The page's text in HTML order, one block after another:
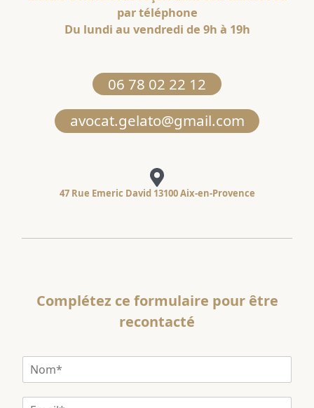
par téléphone
Du lundi au vendredi de 9h à 19h
06 78 02 22 12
avocat.gelato@gmail.com
47 Rue Emeric David 13100 Aix-en-Provence
Complétez ce formulaire pour être
recontacté
N
E